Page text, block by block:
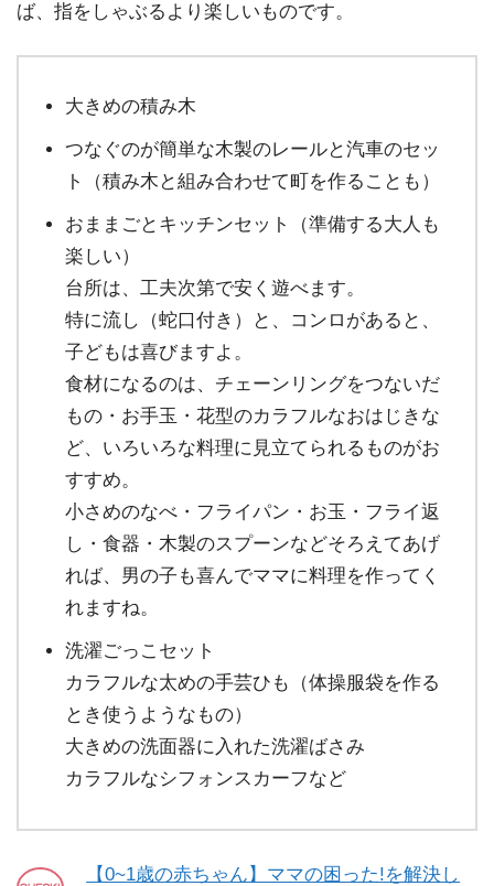
ば、指をしゃぶるより楽しいものです。
大きめの積み木
つなぐのが簡単な木製のレールと汽車のセッ
ト（積み木と組み合わせて町を作ることも）
おままごとキッチンセット（準備する大人も
楽しい）
台所は、工夫次第で安く遊べます。
特に流し（蛇口付き）と、コンロがあると、
子どもは喜びますよ。
食材になるのは、チェーンリングをつないだ
もの・お手玉・花型のカラフルなおはじきな
ど、いろいろな料理に見立てられるものがお
すすめ。
小さめのなべ・フライパン・お玉・フライ返
し・食器・木製のスプーンなどそろえてあげ
れば、男の子も喜んでママに料理を作ってく
れますね。
洗濯ごっこセット
カラフルな太めの手芸ひも（体操服袋を作る
とき使うようなもの）
大きめの洗面器に入れた洗濯ばさみ
カラフルなシフォンスカーフなど
【0~1歳の赤ちゃん】ママの困った!を解決し